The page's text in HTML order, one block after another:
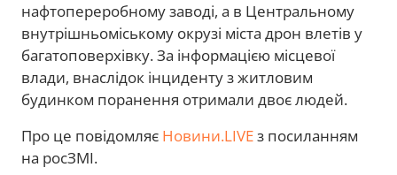
нафтопереробному заводі, а в Центральному
внутрішньоміському окрузі міста дрон влетів у
багатоповерхівку. За інформацією місцевої
влади, внаслідок інциденту з житловим
будинком поранення отримали двоє людей.
Про це повідомляє Новини.LIVEз посиланням
на росЗМІ.